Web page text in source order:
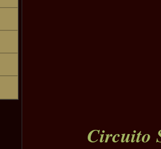
Circuito